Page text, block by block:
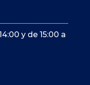
y de 15:00 a